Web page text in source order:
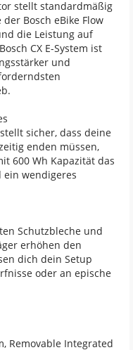
stellt standardmäßig
Bosch eBike Flow
die Leistung auf
CX E-System ist
und
sicher, dass deine
enden müssen,
600 Wh Kapazität das
ein wendigeres
Schutzbleche und
erhöhen den
dich dein Setup
oder an epische
Removable Integrated